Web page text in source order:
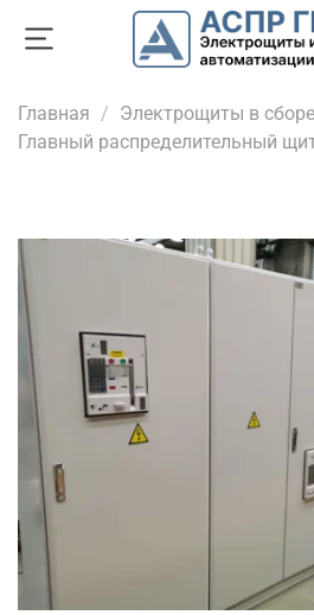
Главная
Электрощиты в сборе
Главный распределительный